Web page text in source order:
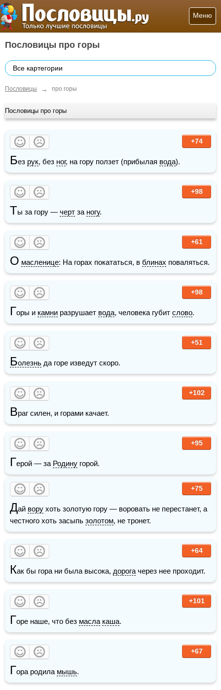
Меню
Пословицы про горы
Все картегории
Пословицы → про горы
Пословицы про горы
+74
Без рук, без ног, на гору ползет (прибылая вода).
+98
Ты за гору — черт за ногу.
+61
О масленице: На горах покататься, в блинах поваляться.
+98
Горы и камни разрушает вода, человека губит слово.
+51
Болезнь да горе изведут скоро.
+102
Враг силен, и горами качает.
+95
Герой — за Родину горой.
+75
Дай вору хоть золотую гору — воровать не перестанет, а
честного хоть засыпь золотом, не тронет.
+64
Как бы гора ни была высока, дорога через нее проходит.
+101
Горе наше, что без масла каша.
+67
Гора родила мышь.